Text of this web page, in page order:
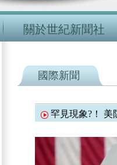
關於世紀新聞社
國際新聞
罕見現象?！ 美